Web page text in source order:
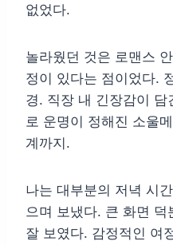
없었다.
놀라웠던 것은 로맨스
정이 있다는 점이었다.
경. 직장 내 긴장감이 담
로 운명이 정해진 소울
계까지.
나는 대부분의 저녁 시
으며 보냈다. 큰 화면
잘 보였다. 감정적인 여